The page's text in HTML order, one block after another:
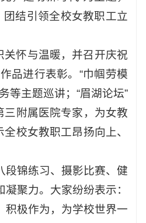
团结引领全校女教职工立
关怀与温暖，并召开庆祝
品进行表彰。“巾帼劳模
等主题巡讲；“眉湖论坛”
三附属医院专家，为女教
校女教职工昂扬向上、
段锦练习、摄影比赛、健
聚力。大家纷纷表示：
积极作为，为学校世界一